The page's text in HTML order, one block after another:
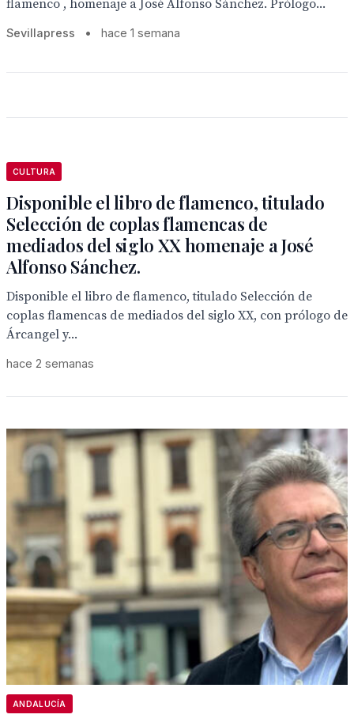
flamenco , homenaje a José Alfonso Sánchez. Prólogo...
Sevillapress • hace 1 semana
CULTURA
Disponible el libro de flamenco, titulado
Selección de coplas flamencas de
mediados del siglo XX homenaje a José
Alfonso Sánchez.
Disponible el libro de flamenco, titulado Selección de
coplas flamencas de mediados del siglo XX, con prólogo de
Árcangel y...
hace 2 semanas
ANDALUCÍA